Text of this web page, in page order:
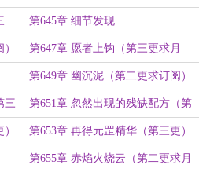
第645章 细节发现
第647章 愿者上钩（第三更求月
票）
第649章 幽沉泥（第二更求订阅）
三 第651章 忽然出现的残缺配方（第
一更）
第653章 再得元罡精华（第三更）
第655章 赤焰火烧云（第二更求月